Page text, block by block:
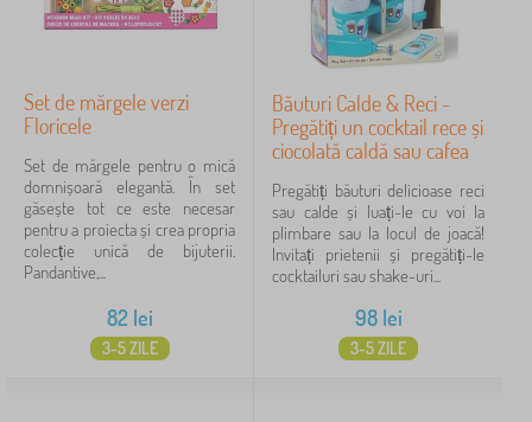
Set de mărgele verzi
Floricele
Set de mărgele pentru o mică
domnișoară elegantă. În set
găsește tot ce este necesar
pentru a proiecta și crea propria
colecție unică de bijuterii.
Pandantive,...
82lei
3-5 ZILE
Băuturi Calde & Reci -
Pregătiți un cocktail rece și
ciocolată caldă sau cafea
Pregătiți băuturi delicioase reci
sau calde și luați-le cu voi la
plimbare sau la locul de joacă!
Invitați prietenii și pregătiți-le
cocktailuri sau shake-uri...
98lei
3-5 ZILE